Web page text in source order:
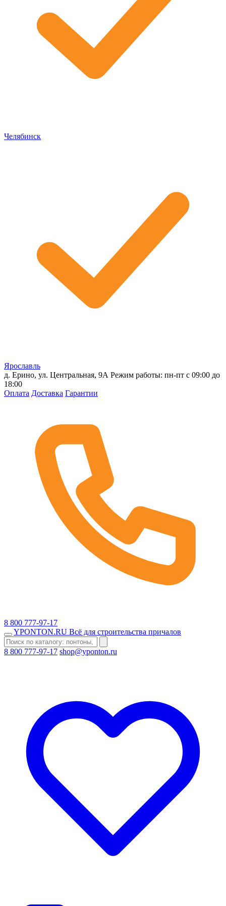
Челябинск
Ярославль
д. Ерино, ул. Центральная, 9А Режим работы: пн-пт с 09:00 до
18:00
Оплата Доставка Гарантии
8 800 777-97-17
YPONTON.RU Всё для строительства причалов
8 800 777-97-17 shop@yponton.ru